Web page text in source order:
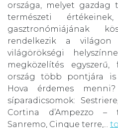
országa, melyet gazdag
természeti
gasztronómiájának
rendelkezik a világon
világörökségi
megközelítés
ország több pontjára
Hova érdemes menni?
síparadicsomok:
Cortina d’Ampezzo –
Sanremo, Cinque terre,...